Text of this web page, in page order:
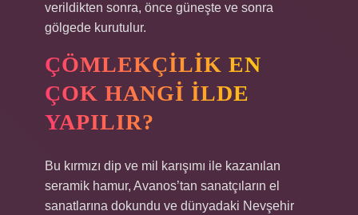
verildikten sonra, önce güneşte ve sonra
gölgede kurutulur.
ÇÖMLEKÇILIK EN
ÇOK HANGI ILDE
YAPILIR?
Bu kırmızı dip ve mil karışımı ile kazanılan
seramik hamur, Avanos’tan sanatçıların el
sanatlarına dokundu ve dünyadaki Nevşehir